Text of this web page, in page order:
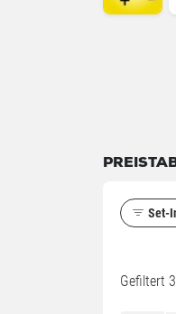
Set-
Gefiltert 3